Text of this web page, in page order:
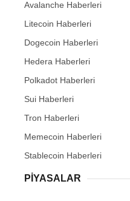
Avalanche Haberleri
Litecoin Haberleri
Dogecoin Haberleri
Hedera Haberleri
Polkadot Haberleri
Sui Haberleri
Tron Haberleri
Memecoin Haberleri
Stablecoin Haberleri
PIYASALAR